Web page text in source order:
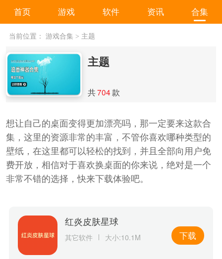
首页 游戏 软件 资讯 合集
当前位置： 游戏合集 > 主题
主题
共704款
想让自己的桌面变得更加漂亮吗，那一定要来这款合
集，这里的资源非常的丰富，不管你喜欢哪种类型的
壁纸，在这里都可以轻松的找到，并且全部向用户免
费开放，相信对于喜欢换桌面的你来说，绝对是一个
非常不错的选择，快来下载体验吧。
红炎皮肤星球
其它软件 大小:10.1M 下载